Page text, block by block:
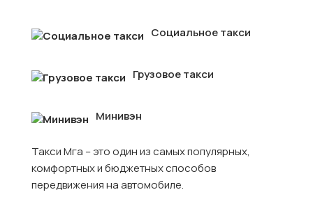
Социальное такси
Грузовое такси
Минивэн
Такси Мга – это один из самых популярных,
комфортных и бюджетных способов
передвижения на автомобиле.